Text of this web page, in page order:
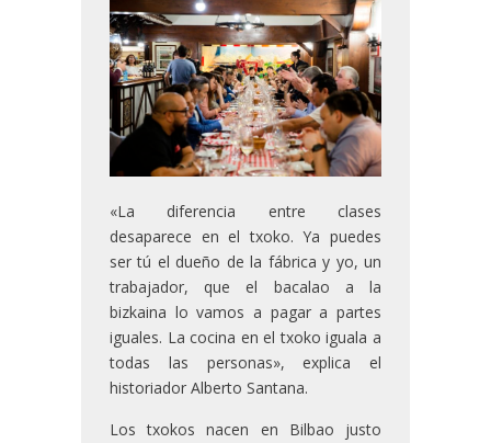
«La diferencia entre clases
desaparece en el txoko. Ya puedes
ser tú el dueño de la fábrica y yo, un
trabajador, que el bacalao a la
bizkaina lo vamos a pagar a partes
iguales. La cocina en el txoko iguala a
todas las personas», explica el
historiador Alberto Santana.
Los txokos nacen en Bilbao justo